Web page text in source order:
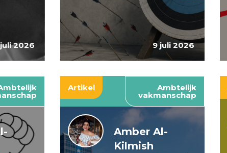
2026 9 juli 2026
Artikel Ambtelijk
vakmanschap
Amber Al-
Kilmish